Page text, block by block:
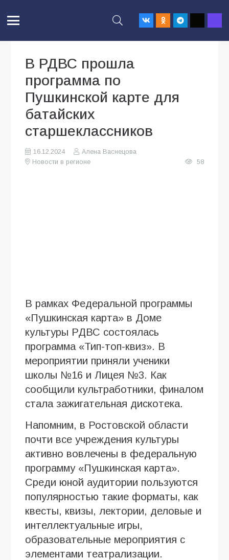
В РДВС прошла
программа по
Пушкинской карте для
батайских
старшеклассников
16.12.2024
Алена Васнецова
Новости в регионе
58
В рамках Федеральной программы
«Пушкинская карта» в Доме
культуры РДВС состоялась
программа «Тип-топ-квиз». В
мероприятии приняли ученики
школы №16 и Лицея №3. Как
сообщили культработники, финалом
стала зажигательная дискотека.
Напомним, в Ростовской области
почти все учреждения культуры
активно вовлечены в федеральную
программу «Пушкинская карта».
Среди юной аудитории пользуются
популярностью такие форматы, как
квесты, квизы, лектории, деловые и
интеллектуальные игры,
образовательные мероприятия с
элементами театрализации.